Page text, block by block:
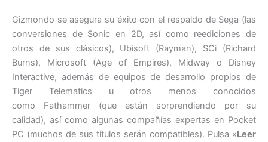
Gizmondo se asegura su éxito con el respaldo de Sega (las
conversiones de Sonic en 2D, así como reediciones de
otros de sus clásicos), Ubisoft (Rayman), SCi (Richard
Burns), Microsoft (Age of Empires), Midway o Disney
Interactive, además de equipos de desarrollo propios de
Tiger Telematics u otros menos conocidos
como Fathammer (que están sorprendiendo por su
calidad), así como algunas compañías expertas en Pocket
PC (muchos de sus títulos serán compatibles). Pulsa «Leer